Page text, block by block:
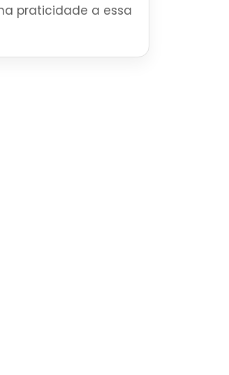
praticidade a essa